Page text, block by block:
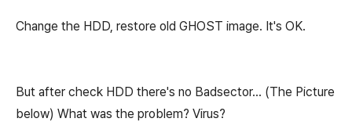
Change the HDD, restore old GHOST image. It's OK.
But after check HDD there's no Badsector... (The Picture
below) What was the problem? Virus?